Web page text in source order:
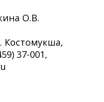
О.В.
Костомукша,
37-001,